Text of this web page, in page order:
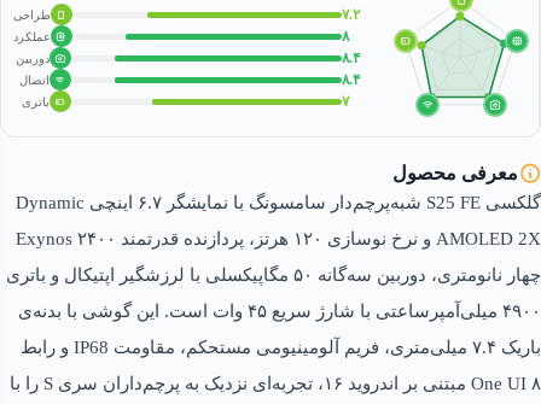
۷.۲ طراحی
۸ عملکرد
۸.۴ دوربین
۸.۴ اتصال
۷ باتری
معرفی محصول
گلکسی S25 FE شبه‌پرچم‌دار سامسونگ با نمایشگر ۶.۷ اینچی Dynamic
AMOLED 2X و نرخ نوسازی ۱۲۰ هرتز، پردازنده قدرتمند Exynos ۲۴۰۰
چهار نانومتری، دوربین سه‌گانه ۵۰ مگاپیکسلی با لرزشگیر اپتیکال و باتری
۴۹۰۰ میلی‌آمپرساعتی با شارژ سریع ۴۵ وات است. این گوشی با بدنه‌ی
باریک ۷.۴ میلی‌متری، فریم آلومینیومی مستحکم، مقاومت IP68 و رابط
One UI ۸ مبتنی بر اندروید ۱۶، تجربه‌ای نزدیک به پرچم‌داران سری S را با